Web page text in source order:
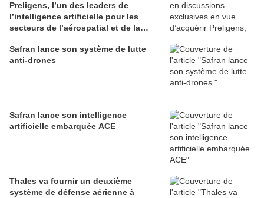
Preligens, l’un des leaders de
l’intelligence artificielle pour les
secteurs de l’aérospatial et de la
Safran lance son système de lutte
anti-drones
Safran lance son intelligence
artificielle embarquée ACE
Thales va fournir un deuxième
système de défense aérienne à